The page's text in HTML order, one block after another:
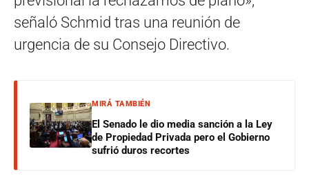
señaló Schmid tras una reunión de
urgencia de su Consejo Directivo.
MIRÁ TAMBIÉN
El Senado le dio media sanción a la Ley
de Propiedad Privada pero el Gobierno
sufrió duros recortes